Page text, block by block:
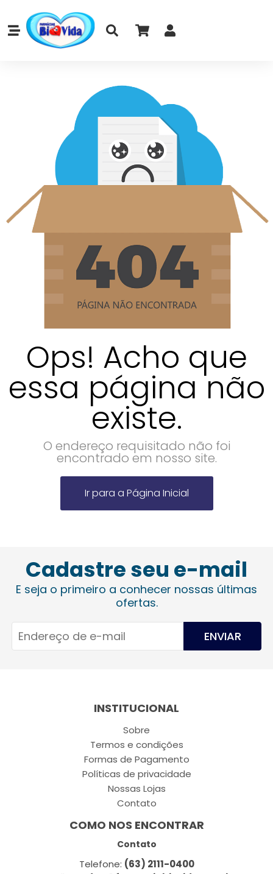
Ops! Acho que
essa página não
existe.
O endereço requisitado não foi
encontrado em nosso site.
Ir para a Página Inicial
Cadastre seu e-mail
E seja o primeiro a conhecer nossas últimas
ofertas.
ENVIAR
INSTITUCIONAL
Sobre
Termos e condições
Formas de Pagamento
Políticas de privacidade
Nossas Lojas
Contato
COMO NOS ENCONTRAR
Contato
Telefone: (63) 2111-0400